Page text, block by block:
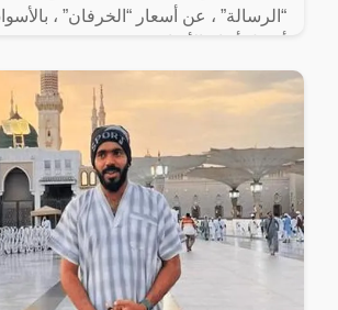
“الرسالة” ، عن أسعار “الخرفان” ،